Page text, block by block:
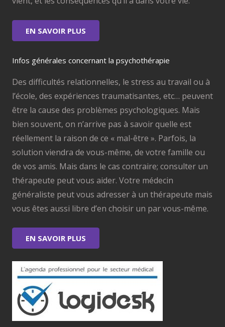
EN SAVOIR PLUS
Infos générales concernant la psychothérapie
Des difficultés relationnelles, le stress au travail ou à
l’école, des expériences traumatisantes, etc… peuvent
être la cause des problèmes psychologiques. Mais
bien souvent, on n’arrive pas à savoir quelle est
réellement la raison de ce « mal-être ». Parfois, la
solution viendra de vous-même, de votre famille ou
de vos amis. Mais dans le cas contraire; consulter un
thérapeute peut vous aider. Votre médecin
généraliste peut vous adresser à un thérapeute mais
vous êtes aussi libre d’en choisir un par vous-même.
EN SAVOIR PLUS